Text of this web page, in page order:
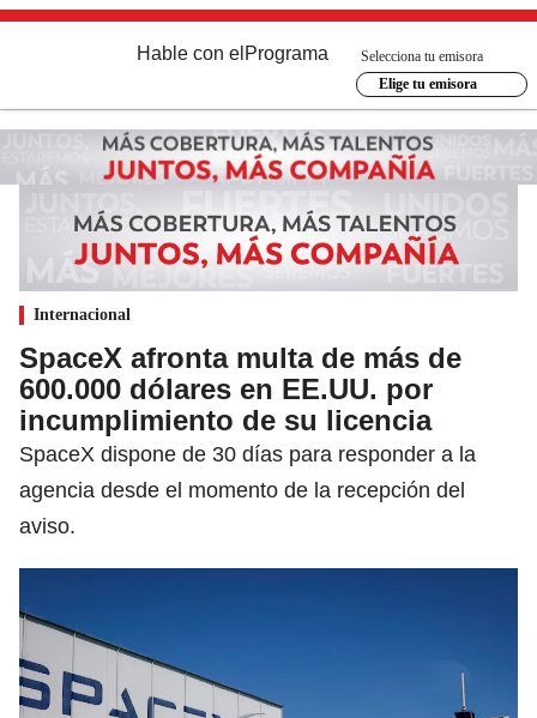
Hable con el Programa
Selecciona tu emisora
Elige tu emisora
Internacional
SpaceX afronta multa de más de
600.000 dólares en EE.UU. por
incumplimiento de su licencia
SpaceX dispone de 30 días para responder a la
agencia desde el momento de la recepción del
aviso.